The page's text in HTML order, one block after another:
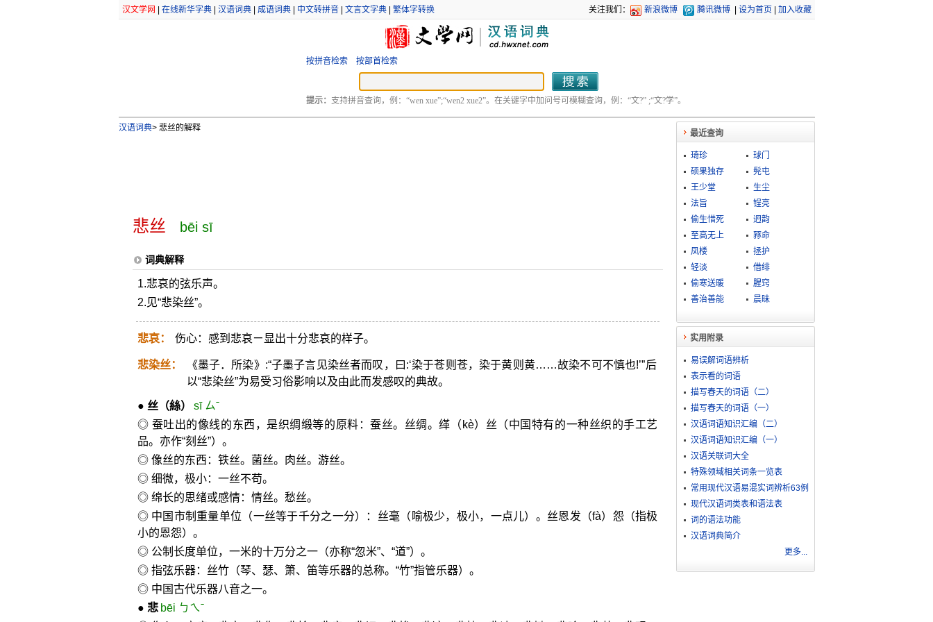
汉文学网 在线新华字典| 汉语词典| 成语词典| 中文转拼音| 文言文字典| 繁体字转换 关注我们： 新浪微博 腾讯微博 设为首页 加入收藏
按拼音检索 按部首检索
提示： 支持拼音查询，例：“wen xue”;“wen2 xue2”。在关键字中加问号可模糊查询，例：“文?” ;“文?学”。
汉语词典>悲丝的解释
悲丝 bēi sī
词典解释
1.悲哀的弦乐声。
2.见“悲染丝”。
悲哀： 伤心：感到悲哀ㄧ显出十分悲哀的样子。
悲染丝：
《墨子．所染》:“子墨子言见染丝者而叹，曰:‘染于苍则苍，染于黄则黄……故染不可不慎也!’”后
以“悲染丝”为易受习俗影响以及由此而发感叹的典故。
● 丝（絲）
sī ㄙˉ
◎ 蚕吐出的像线的东西，是织绸缎等的原料：蚕丝。丝绸。缂（kè）丝（中国特有的一种丝织的手工艺
品。亦作“刻丝”）。
◎ 像丝的东西：铁丝。菌丝。肉丝。游丝。
◎ 细微，极小：一丝不苟。
◎ 绵长的思绪或感情：情丝。愁丝。
◎ 中国市制重量单位（一丝等于千分之一分）：丝毫（喻极少，极小，一点儿）。丝恩发（fà）怨（指极
小的恩怨）。
◎ 公制长度单位，一米的十万分之一（亦称“忽米”、“道”）。
◎ 指弦乐器：丝竹（琴、瑟、箫、笛等乐器的总称。“竹”指管乐器）。
◎ 中国古代乐器八音之一。
● 悲 bēi ㄅㄟˉ
最近查询
琦珍
球门
硕果独存
髡屯
王少堂
生尘
法旨
锃亮
偷生惜死
迥韵
至高无上
豩命
凤楼
拯护
轻淡
借绯
偷寒送暖
腥窍
善治善能
晨昧
实用附录
易误解词语辨析
表示看的词语
描写春天的词语（二）
描写春天的词语（一）
汉语词语知识汇编（二）
汉语词语知识汇编（一）
汉语关联词大全
特殊领域相关词条一览表
常用现代汉语易混实词辨析63例
现代汉语词类表和语法表
词的语法功能
汉语词典简介
更多...